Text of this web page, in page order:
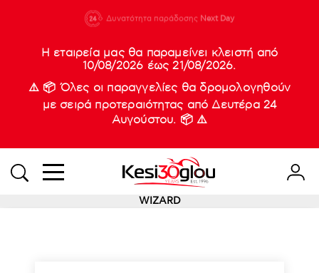
933
Δυνατότητα παράδοσης Next Day
Νέες
Η εταιρεία μας θα παραμείνει κλειστή από
10/08/2026 έως 21/08/2026.
⚠️ 📦 Όλες οι παραγγελίες θα δρομολογηθούν
με σειρά προτεραιότητας από Δευτέρα 24
Αυγούστου. 📦 ⚠️
WIZARD